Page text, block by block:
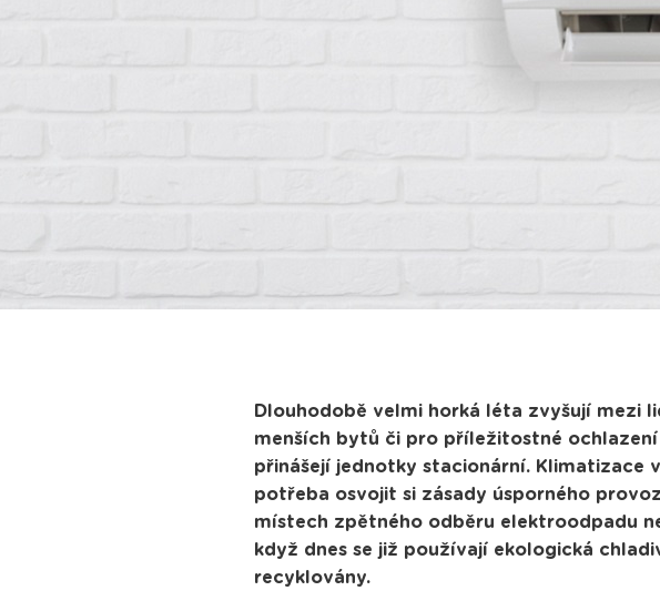
Dlouhodobě velmi horká léta zvyšují mezi
menších bytů či pro příležitostné
přinášejí jednotky stacionární. Klimatizace
potřeba osvojit si zásady úsporného
místech zpětného odběru elektroodpadu
když dnes se již používají ekologická
recyklovány.